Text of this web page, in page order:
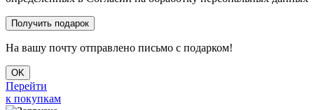
На вашу почту отправлено письмо с подарком!
OK
Перейти
к покупкам